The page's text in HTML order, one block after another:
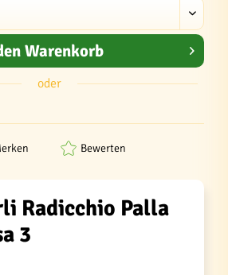
Warenkorb
oder
Bewerten
Radicchio Palla
3